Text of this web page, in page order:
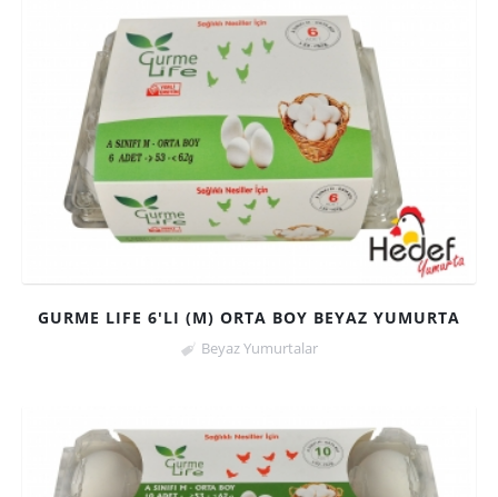
GURME LIFE 6'LI (M) ORTA BOY BEYAZ YUMURTA
Beyaz Yumurtalar